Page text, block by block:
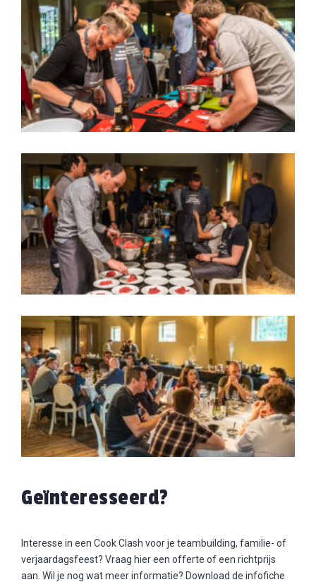
Geïnteresseerd?
Interesse in een Cook Clash voor je teambuilding, familie- of
verjaardagsfeest? Vraag hier een offerte of een richtprijs
aan. Wil je nog wat meer informatie? Download de infofiche